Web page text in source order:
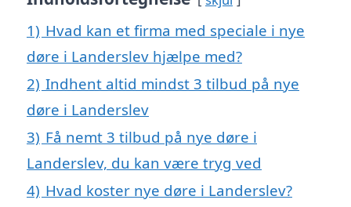
1) Hvad kan et firma med speciale i nye
døre i Landerslev hjælpe med?
2) Indhent altid mindst 3 tilbud på nye
døre i Landerslev
3) Få nemt 3 tilbud på nye døre i
Landerslev, du kan være tryg ved
4) Hvad koster nye døre i Landerslev?